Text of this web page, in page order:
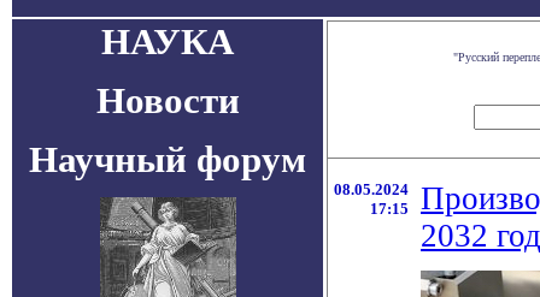
НАУКА
Новости
Научный форум
"Русский
08.05.2024
17:15
2032